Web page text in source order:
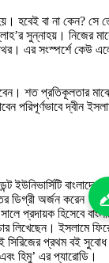
হবেই বা না কেন? সে
সুন্নাহয়। নিজের
এর সংস্পর্শে কেউ
শত প্রতিকূলতার
পরিপূর্ণভাবে দ্বীন
ইউনিভার্সিটি বাংলাদেশ
ডিগ্রী অর্জন করেন
প্রদায়ক হিসেবে
লিখেছেন। ইসলামে
সিরিজের প্রথম বই
হিমু’ এর প্যারোডি।